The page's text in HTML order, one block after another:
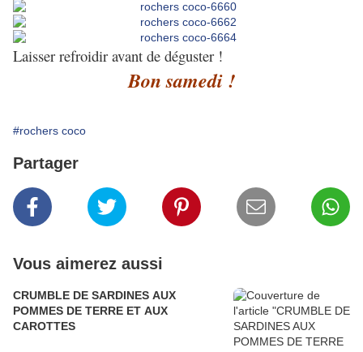
Laisser refroidir avant de déguster !
Bon samedi !
#rochers coco
Partager
Vous aimerez aussi
CRUMBLE DE SARDINES AUX
POMMES DE TERRE ET AUX
CAROTTES